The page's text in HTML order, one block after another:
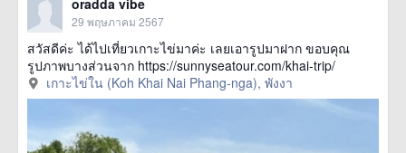
29 พฤษภาคม 2567
สวัสดีค่ะ ได้ไปเที่ยวเกาะไข่มาค่ะ เลยเอารูปมาฝาก ขอบคุณ
รูปภาพบางส่วนจาก https://sunnyseatour.com/khai-trip/
เกาะไข่ใน (Koh Khai Nai Phang-nga), พังงา